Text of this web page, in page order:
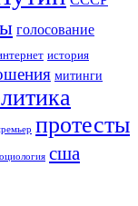
голосование
история
митинги
протесты
сша